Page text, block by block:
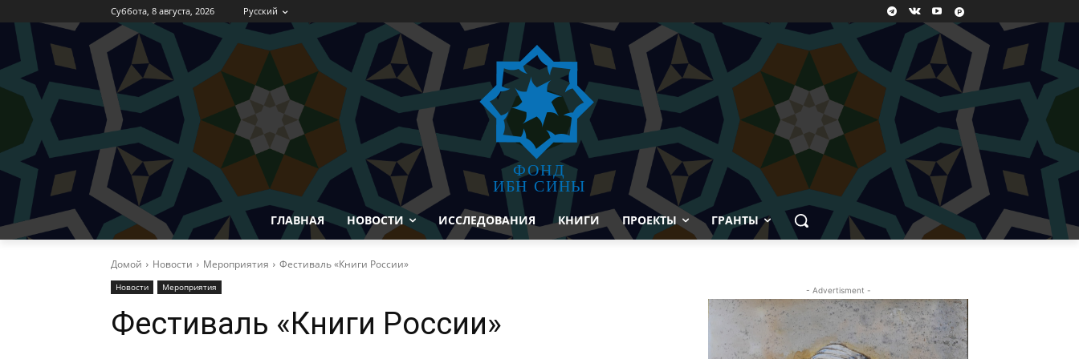
Суббота, 8 августа, 2026 Русский
ФОНД
ИБН СИНЫ
ГЛАВНАЯ НОВОСТИ ИССЛЕДОВАНИЯ КНИГИ ПРОЕКТЫ ГРАНТЫ
Домой Новости Мероприятия Фестиваль «Книги России»
Новости Мероприятия
Фестиваль «Книги России»
- Advertisment -